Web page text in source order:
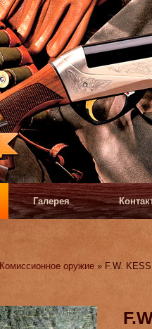
Галерея
Комиссионное оружие » F.W.